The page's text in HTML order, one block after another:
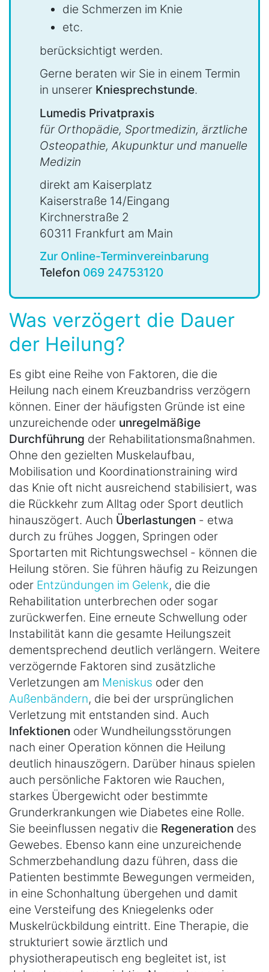
die Schmerzen im Knie
etc.
berücksichtigt werden.
Gerne beraten wir Sie in einem Termin
in unserer Kniesprechstunde.
Lumedis Privatpraxis
für Orthopädie, Sportmedizin, ärztliche
Osteopathie, Akupunktur und manuelle
Medizin
direkt am Kaiserplatz
Kaiserstraße 14/Eingang
Kirchnerstraße 2
60311 Frankfurt am Main
Zur Online-Terminvereinbarung
Telefon 069 24753120
Was verzögert die Dauer
der Heilung?
Es gibt eine Reihe von Faktoren, die die
Heilung nach einem Kreuzbandriss verzögern
können. Einer der häufigsten Gründe ist eine
unzureichende oder unregelmäßige
Durchführung der Rehabilitationsmaßnahmen.
Ohne den gezielten Muskelaufbau,
Mobilisation und Koordinationstraining wird
das Knie oft nicht ausreichend stabilisiert, was
die Rückkehr zum Alltag oder Sport deutlich
hinauszögert. Auch Überlastungen - etwa
durch zu frühes Joggen, Springen oder
Sportarten mit Richtungswechsel - können die
Heilung stören. Sie führen häufig zu Reizungen
oder Entzündungen im Gelenk, die die
Rehabilitation unterbrechen oder sogar
zurückwerfen. Eine erneute Schwellung oder
Instabilität kann die gesamte Heilungszeit
dementsprechend deutlich verlängern. Weitere
verzögernde Faktoren sind zusätzliche
Verletzungen am Meniskus oder den
Außenbändern, die bei der ursprünglichen
Verletzung mit entstanden sind. Auch
Infektionen oder Wundheilungsstörungen
nach einer Operation können die Heilung
deutlich hinauszögern. Darüber hinaus spielen
auch persönliche Faktoren wie Rauchen,
starkes Übergewicht oder bestimmte
Grunderkrankungen wie Diabetes eine Rolle.
Sie beeinflussen negativ die Regeneration des
Gewebes. Ebenso kann eine unzureichende
Schmerzbehandlung dazu führen, dass die
Patienten bestimmte Bewegungen vermeiden,
in eine Schonhaltung übergehen und damit
eine Versteifung des Kniegelenks oder
Muskelrückbildung eintritt. Eine Therapie, die
strukturiert sowie ärztlich und
physiotherapeutisch eng begleitet ist, ist